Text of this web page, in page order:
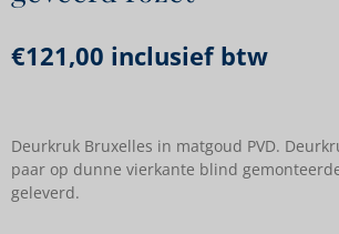
€121,00 inclusief btw
Deurkruk Bruxelles in matgoud PVD.
paar op dunne vierkante blind
geleverd.